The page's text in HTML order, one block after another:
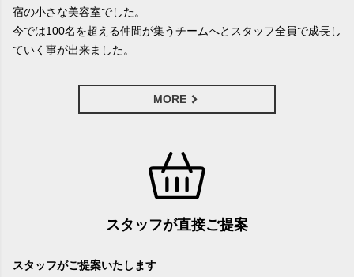
宿の小さな美容室でした。
今では100名を超える仲間が集うチームへとスタッフ全員で成長し
ていく事が出来ました。
MORE
スタッフが直接ご提案
スタッフがご提案いたします